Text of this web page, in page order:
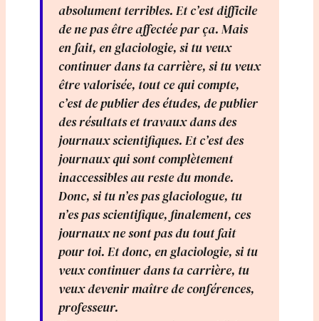
absolument terribles. Et c’est difficile
de ne pas être affectée par ça. Mais
en fait, en glaciologie, si tu veux
continuer dans ta carrière, si tu veux
être valorisée, tout ce qui compte,
c’est de publier des études, de publier
des résultats et travaux dans des
journaux scientifiques. Et c’est des
journaux qui sont complètement
inaccessibles au reste du monde.
Donc, si tu n’es pas glaciologue, tu
n’es pas scientifique, finalement, ces
journaux ne sont pas du tout fait
pour toi. Et donc, en glaciologie, si tu
veux continuer dans ta carrière, tu
veux devenir maître de conférences,
professeur.